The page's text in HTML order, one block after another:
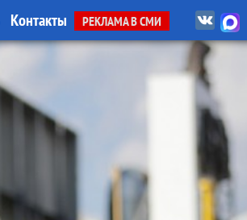
Контакты РЕКЛАМА В СМИ